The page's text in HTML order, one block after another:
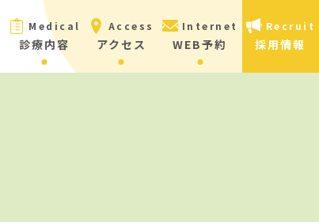
Medical
診療内容
Access
アクセス
Internet
WEB予約
Recruit
採用情報